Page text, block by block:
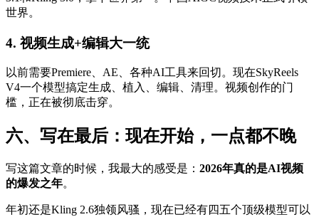
世界。
4. 视频生成+编辑大一统
以前需要Premiere、AE、各种AI工具来回切。现在SkyReels
V4一个模型搞定生成、植入、编辑、清理。视频创作的门
槛，正在被彻底击穿。
六、写在最后：现在开始，一点都不晚
写这篇文章的时候，我最大的感受是： 2026年真的是AI视频
的爆发之年。
年初还是Kling 2.6独领风骚，现在已经有四五个顶级模型可以